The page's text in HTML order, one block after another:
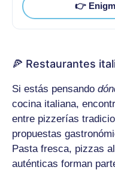
👉
🍕 Restaurantes
Si estás pensando
cocina italiana,
entre pizzerías
propuestas
Pasta fresca, pizzas
auténticas forman